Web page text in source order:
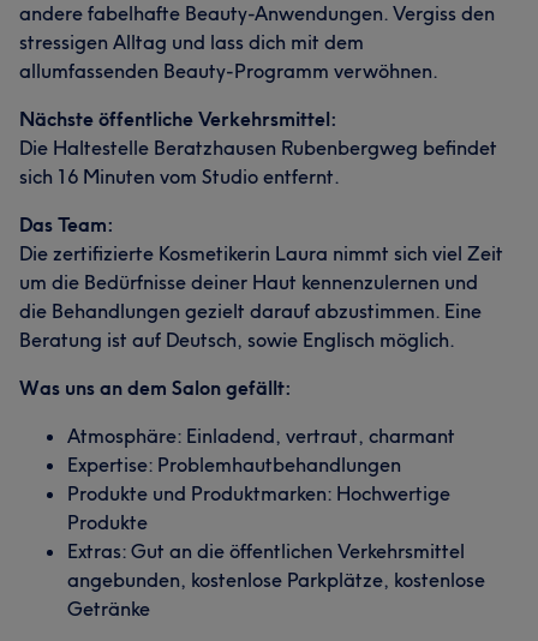
andere fabelhafte Beauty-Anwendungen. Vergiss den
stressigen Alltag und lass dich mit dem
allumfassenden Beauty-Programm verwöhnen.
Nächste öffentliche Verkehrsmittel:
Die Haltestelle Beratzhausen Rubenbergweg befindet
sich 16 Minuten vom Studio entfernt.
Das Team:
Die zertifizierte Kosmetikerin Laura nimmt sich viel Zeit
um die Bedürfnisse deiner Haut kennenzulernen und
die Behandlungen gezielt darauf abzustimmen. Eine
Beratung ist auf Deutsch, sowie Englisch möglich.
Was uns an dem Salon gefällt:
Atmosphäre: Einladend, vertraut, charmant
Expertise: Problemhautbehandlungen
Produkte und Produktmarken: Hochwertige
Produkte
Extras: Gut an die öffentlichen Verkehrsmittel
angebunden, kostenlose Parkplätze, kostenlose
Getränke